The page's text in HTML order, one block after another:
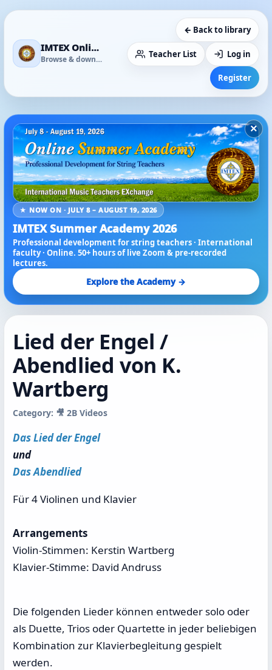
IMTEX Online Media Library
Browse & download
← Back to library
Teacher List Log in
Register
×
★ NOW ON · JULY 8 – AUGUST 19, 2026
IMTEX Summer Academy 2026
Professional development for string teachers · International
faculty · Online. 50+ hours of live Zoom & pre-recorded
lectures.
Explore the Academy →
Lied der Engel /
Abendlied von K.
Wartberg
Category: 🎥 2B Videos
Das Lied der Engel
und
Das Abendlied
Für 4 Violinen und Klavier
Arrangements
Violin-Stimmen: Kerstin Wartberg
Klavier-Stimme: David Andruss
Die folgenden Lieder können entweder solo oder
als Duette, Trios oder Quartette in jeder beliebigen
Kombination zur Klavierbegleitung gespielt
werden.